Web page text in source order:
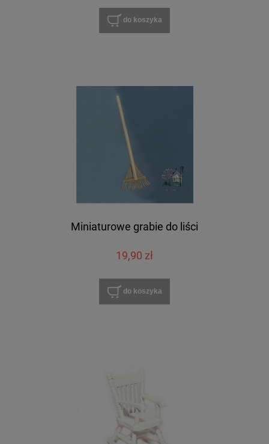
do koszyka
Miniaturowe grabie do liści
19,90 zł
do koszyka